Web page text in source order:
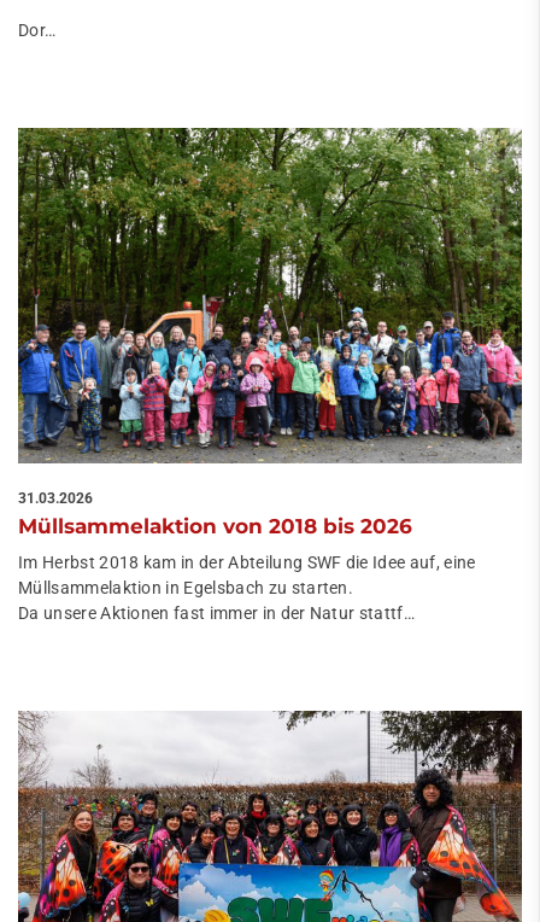
Dor…
31.03.2026
Müllsammelaktion von 2018 bis 2026
Im Herbst 2018 kam in der Abteilung SWF die Idee auf, eine
Müllsammelaktion in Egelsbach zu starten.
Da unsere Aktionen fast immer in der Natur stattf…